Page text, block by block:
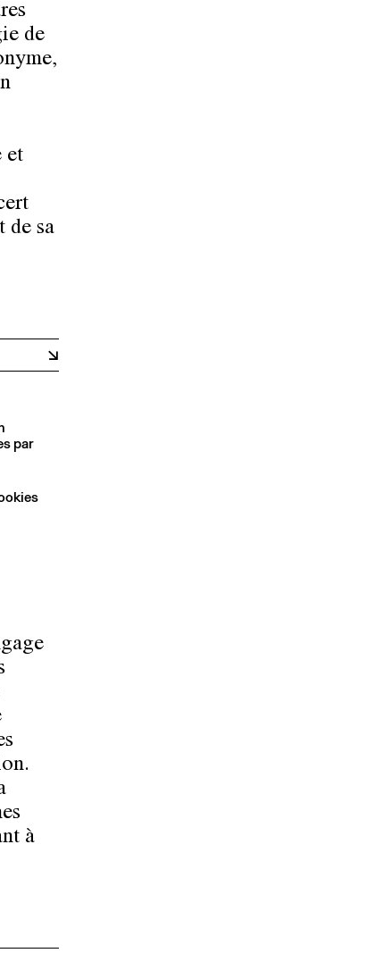
de
et
de sa
par
à